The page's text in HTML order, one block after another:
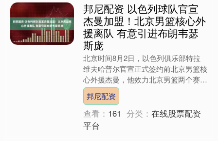
邦尼配资 以色列球队官宣
杰曼加盟！北京男篮核心外
援离队 有意引进布朗韦瑟
斯庞
北京时间8月2日，以色列俱乐部特拉
维夫哈普尔官宣正式签约前北京男篮核
心外援杰曼，他效力北京男篮两个赛
季，曾经在2025年率队晋级总决赛获
得亚军。如今北京男篮有意....
邦尼配资
查看： 161 分类：在线股票配资
平台